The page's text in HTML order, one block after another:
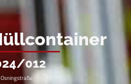
012
Osningstraße